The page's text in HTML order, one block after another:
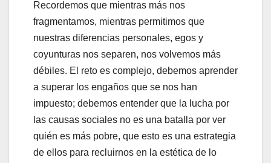
Recordemos que mientras más nos
fragmentamos, mientras permitimos que
nuestras diferencias personales, egos y
coyunturas nos separen, nos volvemos más
débiles. El reto es complejo, debemos aprender
a superar los engaños que se nos han
impuesto; debemos entender que la lucha por
las causas sociales no es una batalla por ver
quién es más pobre, que esto es una estrategia
de ellos para recluirnos en la estética de lo